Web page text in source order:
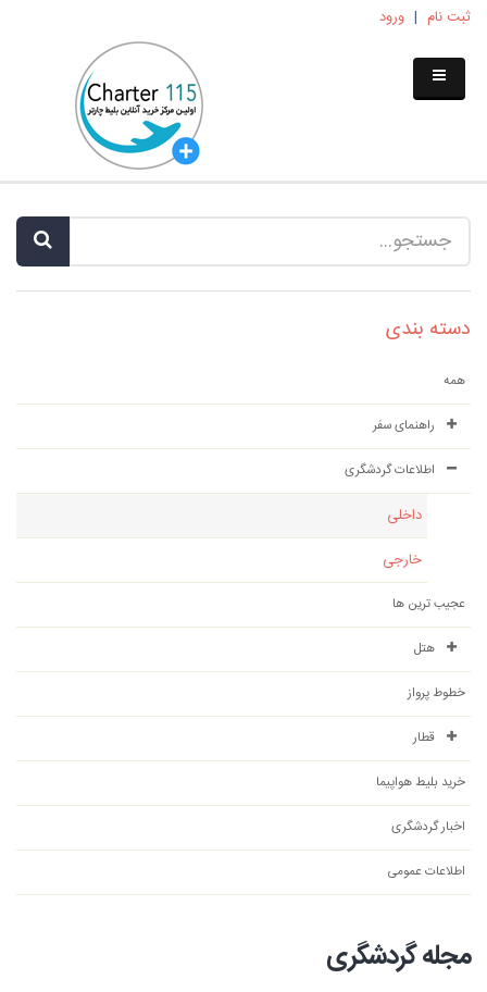
ثبت نام | ورود
دسته بندی
همه
راهنمای سفر
اطلاعات گردشگری
داخلی
خارجی
عجیب ترین ها
هتل
خطوط پرواز
قطار
خرید بلیط هواپیما
اخبار گردشگری
اطلاعات عمومی
مجله گردشگری